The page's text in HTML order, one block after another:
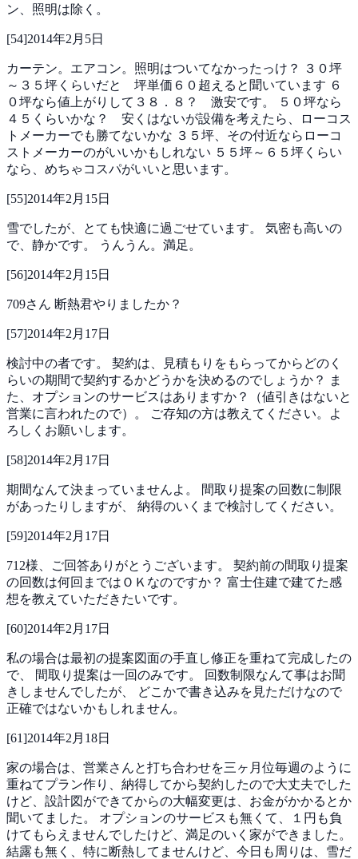
ン、照明は除く。
[54]2014年2月5日
カーテン。エアコン。照明はついてなかったっけ？
３０坪
～３５坪くらいだと 坪単価６０超えると聞いています ６
０坪なら値上がりして３８．８？ 激安です。
５０坪なら
４５くらいかな？ 安くはないが設備を考えたら、ローコス
トメーカーでも勝てないかな ３５坪、その付近ならローコ
ストメーカーのがいいかもしれない ５５坪～６５坪くらい
なら、めちゃコスパがいいと思います。
[55]2014年2月15日
雪でしたが、とても快適に過ごせています。 気密も高いの
で、静かです。
うんうん。満足。
[56]2014年2月15日
709さん 断熱君やりましたか？
[57]2014年2月17日
検討中の者です。 契約は、見積もりをもらってからどのく
らいの期間で契約するかどうかを決めるのでしょうか？
ま
た、オプションのサービスはありますか？（値引きはないと
営業に言われたので）。
ご存知の方は教えてください。よ
ろしくお願いします。
[58]2014年2月17日
期間なんて決まっていませんよ。
間取り提案の回数に制限
があったりしますが、 納得のいくまで検討してください。
[59]2014年2月17日
712様、ご回答ありがとうございます。 契約前の間取り提案
の回数は何回まではＯＫなのですか？ 富士住建で建てた感
想を教えていただきたいです。
[60]2014年2月17日
私の場合は最初の提案図面の手直し修正を重ねて完成したの
で、
間取り提案は一回のみです。
回数制限なんて事はお聞
きしませんでしたが、
どこかで書き込みを見ただけなので
正確ではないかもしれません。
[61]2014年2月18日
家の場合は、営業さんと打ち合わせを三ヶ月位毎週のように
重ねてプラン作り、納得してから契約したので大丈夫でした
けど、設計図ができてからの大幅変更は、お金がかかるとか
聞いてました。 オプションのサービスも無くて、１円も負
けてもらえませんでしたけど、満足のいく家ができました。
結露も無く、特に断熱してませんけど、今日も周りは、雪だ